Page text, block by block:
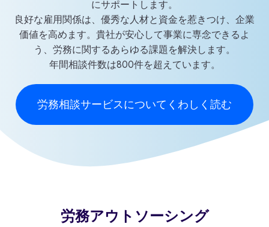
にサポートします。
良好な雇用関係は、優秀な人材と資金を惹きつけ、企業
価値を高めます。貴社が安心して事業に専念できるよ
う、労務に関するあらゆる課題を解決します。
年間相談件数は800件を超えています。
労務相談サービスについてくわしく読む
労務アウトソーシング